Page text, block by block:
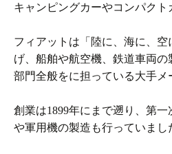
キャンピングカーやコンパクト
フィアットは「陸に、海に、
げ、船舶や航空機、鉄道車両
部門全般をに担っている大手メ
創業は1899年にまで遡り、第
や軍用機の製造も行っていまし